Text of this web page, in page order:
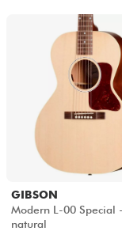
GIBSON
Modern L-00 Special
natural